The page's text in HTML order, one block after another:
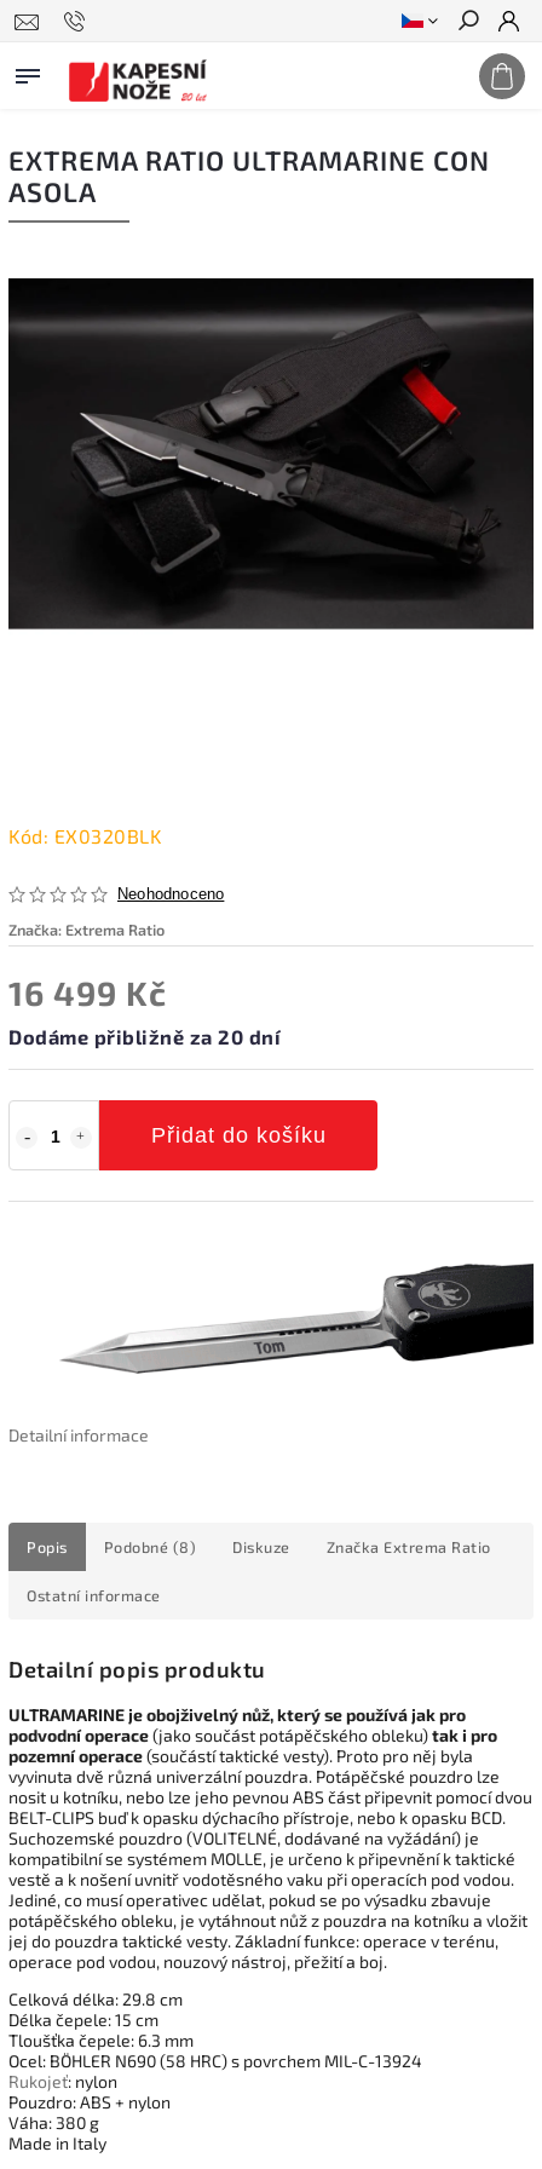
Hledat
EXTREMA RATIO ULTRAMARINE CON
ASOLA
Kód: EX0320BLK
Neohodnoceno
Značka: Extrema Ratio
16 499 Kč
Dodáme přibližně za 20 dní
Přidat do košíku
Detailní informace
Popis Podobné (8) Diskuze Značka Extrema Ratio
Ostatní informace
Detailní popis produktu
ULTRAMARINE je obojživelný nůž, který se používá jak pro
podvodní operace(jako součást potápěčského obleku)tak i pro
pozemní operace(součástí taktické vesty). Proto pro něj byla
vyvinuta dvě různá univerzální pouzdra. Potápěčské pouzdro lze
nosit u kotníku, nebo lze jeho pevnou ABS část připevnit pomocí dvou
BELT-CLIPS buď k opasku dýchacího přístroje, nebo k opasku BCD.
Suchozemské pouzdro (VOLITELNÉ, dodávané na vyžádání) je
kompatibilní se systémem MOLLE, je určeno k připevnění k taktické
vestě a k nošení uvnitř vodotěsného vaku při operacích pod vodou.
Jediné, co musí operativec udělat, pokud se po výsadku zbavuje
potápěčského obleku, je vytáhnout nůž z pouzdra na kotníku a vložit
jej do pouzdra taktické vesty. Základní funkce: operace v terénu,
operace pod vodou, nouzový nástroj, přežití a boj.
Celková délka: 29.8 cm
Délka čepele: 15 cm
Tloušťka čepele: 6.3 mm
Ocel: BÖHLER N690 (58 HRC) s povrchem MIL-C-13924
Rukojeť: nylon
Pouzdro: ABS + nylon
Váha: 380 g
Made in Italy